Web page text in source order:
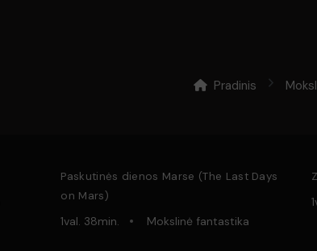
Pradinis
Paskutinės dienos Marse (The Last Days
on Mars)
1val. 38min. Mokslinė fantastika